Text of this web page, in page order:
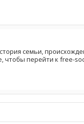
семьи,
перейти к free-